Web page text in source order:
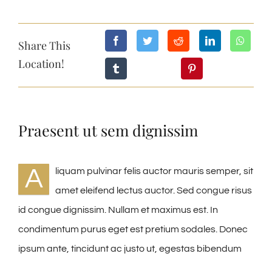
NEWS ED EVENTI
Share This
Location!
Praesent ut sem dignissim
A
liquam pulvinar felis auctor mauris semper, sit
amet eleifend lectus auctor. Sed congue risus
id congue dignissim. Nullam et maximus est. In
condimentum purus eget est pretium sodales. Donec
ipsum ante, tincidunt ac justo ut, egestas bibendum